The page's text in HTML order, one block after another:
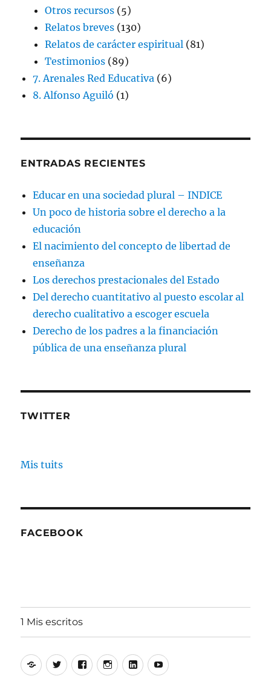
Otros recursos (5)
Relatos breves (130)
Relatos de carácter espiritual (81)
Testimonios (89)
7. Arenales Red Educativa (6)
8. Alfonso Aguiló (1)
ENTRADAS RECIENTES
Educar en una sociedad plural – INDICE
Un poco de historia sobre el derecho a la
educación
El nacimiento del concepto de libertad de
enseñanza
Los derechos prestacionales del Estado
Del derecho cuantitativo al puesto escolar al
derecho cualitativo a escoger escuela
Derecho de los padres a la financiación
pública de una enseñanza plural
TWITTER
Mis tuits
FACEBOOK
1 Mis escritos
Alfonso
Aguiló
TwitterFacebookInstagram
LinkedinYoutube